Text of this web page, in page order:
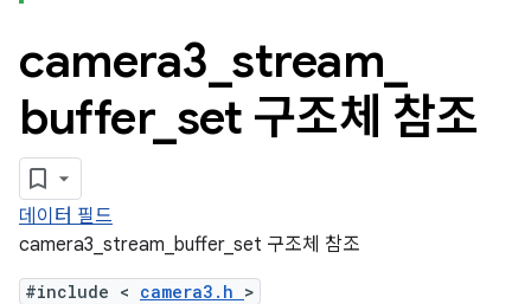
camera3 stream
buffer_ set 구조체 참조
데이터 필드
camera3_stream_buffer_set 구조체 참조
#include < camera3.h >